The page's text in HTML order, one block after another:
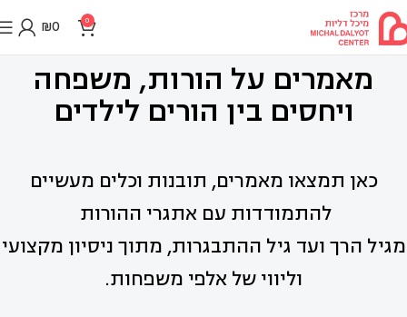
0
₪0
מאמרים על הורות, משפחה
ויחסים בין הורים לילדים
כאן תמצאו מאמרים, תובנות וכלים מעשיים
להתמודדות עם אתגרי ההורות
מגיל הרך ועד גיל ההתבגרות, מתוך ניסיון מקצועי
וליווי של אלפי משפחות.